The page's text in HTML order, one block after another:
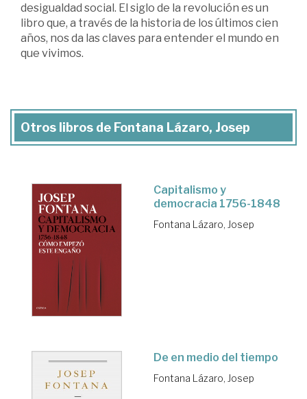
desigualdad social. El siglo de la revolución es un
libro que, a través de la historia de los últimos cien
años, nos da las claves para entender el mundo en
que vivimos.
Otros libros de Fontana Lázaro, Josep
Capitalismo y
democracia 1756-1848
Fontana Lázaro, Josep
De en medio del tiempo
Fontana Lázaro, Josep